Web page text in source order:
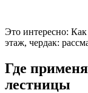
Это интересно: Как
этаж, чердак:
Где
лестницы